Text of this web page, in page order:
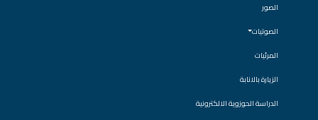
الصور
الصوتيات
المرئيات
الزيارة بالانابة
الدراسة الحوزوية الالكترونية